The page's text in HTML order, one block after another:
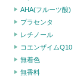
AHA(フルーツ酸)
プラセンタ
レチノール
コエンザイムQ10
無着色
無香料